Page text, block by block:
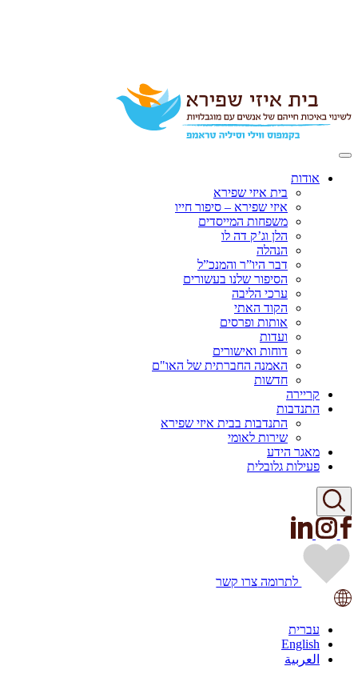
אודות
בית איזי שפירא
איזי שפירא – סיפור חייו
משפחות המייסדים
הלן וג’ק דה לו
הנהלה
דבר היו”ר והמנכ”ל
הסיפור שלנו בעשורים
ערכי הליבה
הקוד האתי
אותות ופרסים
ועדות
דוחות ואישורים
האמנה החברתית של האו"ם
חדשות
קריירה
התנדבות
התנדבות בבית איזי שפירא
שירות לאומי
מאגר הידע
פעילות גלובלית
לתרומה צרו קשר
עברית
English
العربية